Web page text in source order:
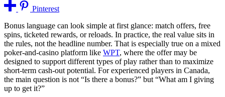
Pinterest
Bonus language can look simple at first glance: match offers, free
spins, ticketed rewards, or reloads. In practice, the real value sits in
the rules, not the headline number. That is especially true on a mixed
poker-and-casino platform like WPT, where the offer may be
designed to support different types of play rather than to maximize
short-term cash-out potential. For experienced players in Canada,
the main question is not “Is there a bonus?” but “What am I giving
up to get it?”